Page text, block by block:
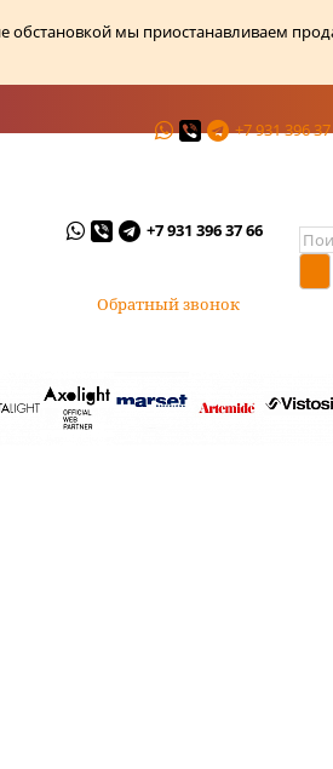
обстановкой мы приостанавливаем
+7 931 396
+7 931 396 37 66
Обратный звонок